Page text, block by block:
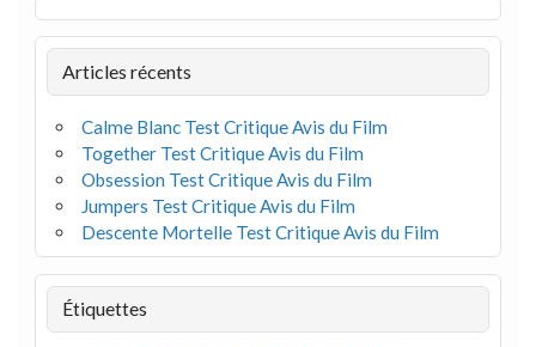
Articles récents
Calme Blanc Test Critique Avis du Film
Together Test Critique Avis du Film
Obsession Test Critique Avis du Film
Jumpers Test Critique Avis du Film
Descente Mortelle Test Critique Avis du Film
Étiquettes